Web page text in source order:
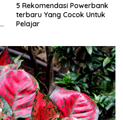
5 Rekomendasi Powerbank
terbaru Yang Cocok Untuk
Pelajar